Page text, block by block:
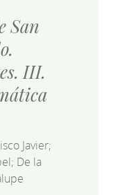
San
III.
Javier;
De la